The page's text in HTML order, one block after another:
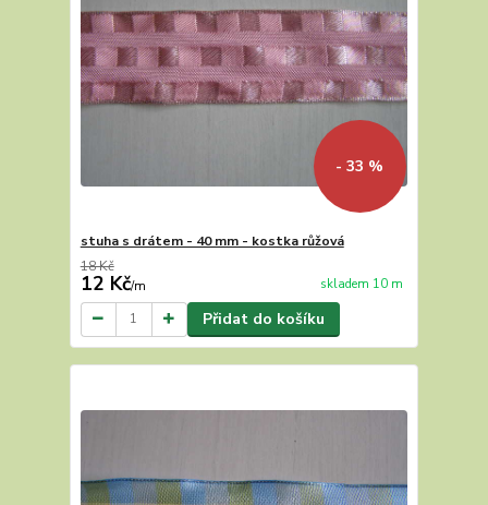
- 33 %
stuha s drátem - 40 mm - kostka růžová
18 Kč
12 Kč/m skladem 10 m
Přidat do košíku